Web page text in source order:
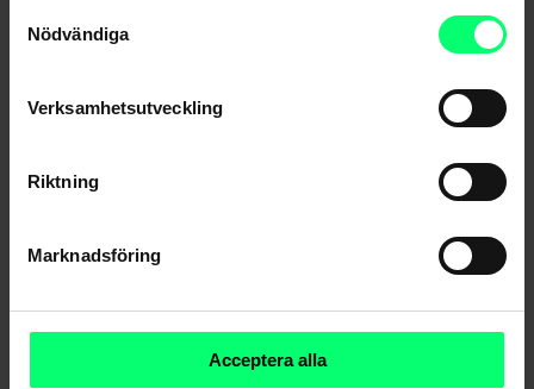
Nödvändiga
Verksamhetsutveckling
Riktning
Marknadsföring
Acceptera alla
Fonder som huvudsakligen placerar i Ryssland